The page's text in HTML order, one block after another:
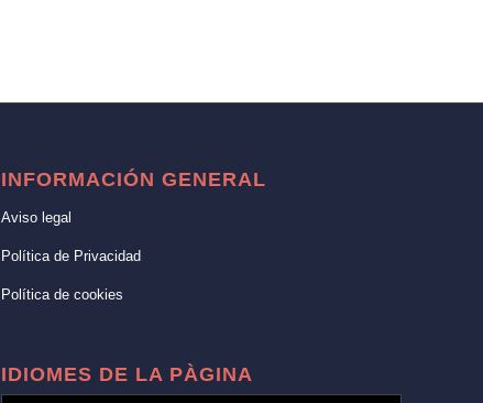
INFORMACIÓN GENERAL
Aviso legal
Política de Privacidad
Política de cookies
IDIOMES DE LA PÀGINA